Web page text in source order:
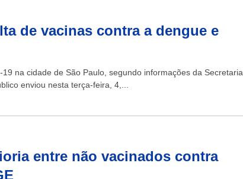
de vacinas contra a dengue e
na cidade de São Paulo, segundo informações da Secretaria
enviou nesta terça-feira, 4,...
entre não vacinados contra